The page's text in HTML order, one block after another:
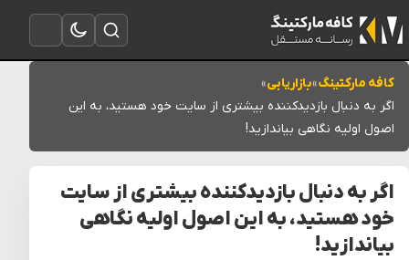
باز کردن منو
تغییر به حالت تاریک
باز کردن جستجو
کافه مارکتینگ»بازاریابی»
اگر به دنبال بازدیدکننده بیشتری از سایت خود هستید، به این
اصول اولیه نگاهی بیاندازید!
اگر به دنبال بازدیدکننده بیشتری از سایت
خود هستید، به این اصول اولیه نگاهی
بیاندازید!